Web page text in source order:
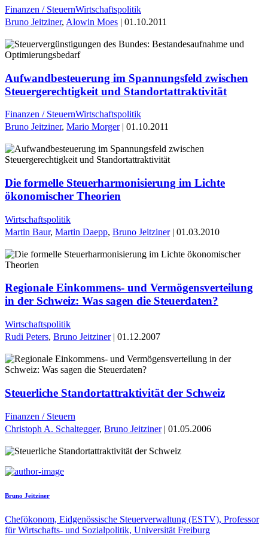
Finanzen / SteuernWirtschaftspolitik
Bruno Jeitziner, Alowin Moes | 01.10.2011
Aufwandbesteuerung im Spannungsfeld zwischen
Steuergerechtigkeit und Standortattraktivität
Finanzen / SteuernWirtschaftspolitik
Bruno Jeitziner, Mario Morger| 01.10.2011
Die formelle Steuerharmonisierung im Lichte
ökonomischer Theorien
Wirtschaftspolitik
Martin Baur, Martin Daepp, Bruno Jeitziner| 01.03.2010
Regionale Einkommens- und Vermögensverteilung
in der Schweiz: Was sagen die Steuerdaten?
Wirtschaftspolitik
Rudi Peters, Bruno Jeitziner| 01.12.2007
Steuerliche Standortattraktivität der Schweiz
Finanzen / Steuern
Christoph A. Schaltegger, Bruno Jeitziner| 01.05.2006
Bruno Jeitziner
Chefökonom, Eidgenössische Steuerverwaltung (ESTV), Professor
für Wirtschafts- und Sozialpolitik, Universität Freiburg